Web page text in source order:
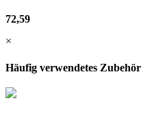
72,59
×
Häufig verwendetes Zubehör